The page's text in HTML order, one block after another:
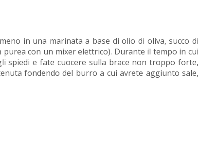
in una marinata a base di olio di oliva, succo di
con un mixer elettrico). Durante il tempo in cui
spiedi e fate cuocere sulla brace non troppo forte,
fondendo del burro a cui avrete aggiunto sale,